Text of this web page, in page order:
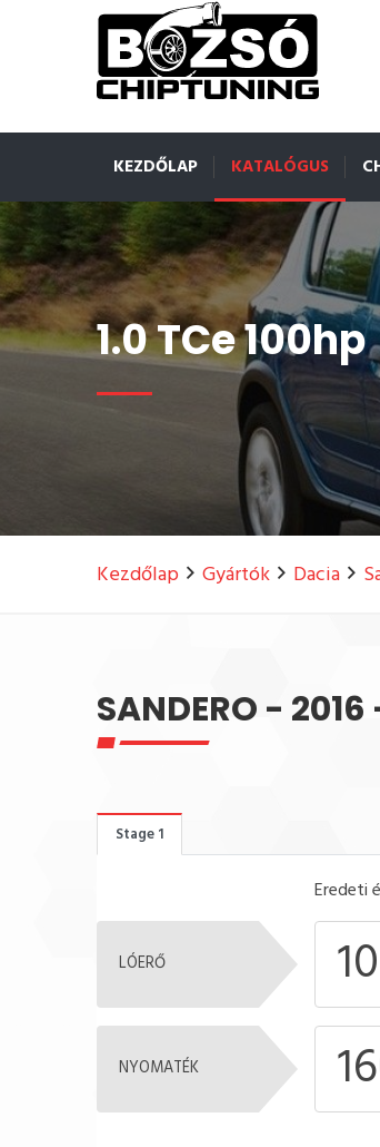
KEZDŐLAP KATALÓGUS
1.0 TCe 100hp
Kezdőlap Gyártók Dacia
SANDERO - 2016
Stage 1
Eredeti
LÓERŐ
NYOMATÉK